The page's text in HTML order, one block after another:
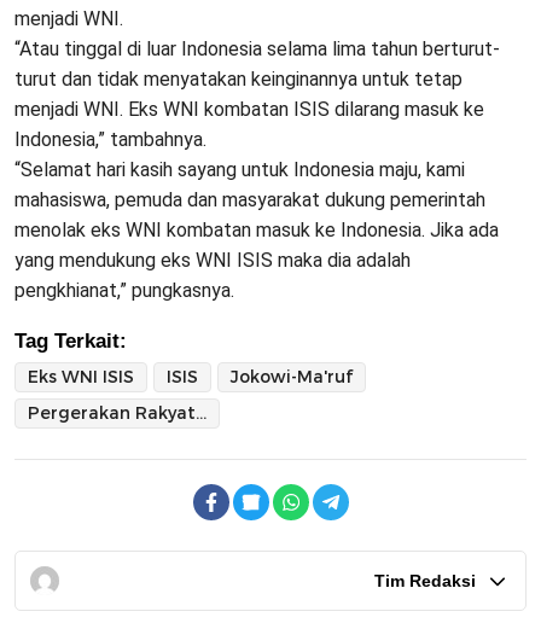
menjadi WNI.
“Atau tinggal di luar Indonesia selama lima tahun berturut-
turut dan tidak menyatakan keinginannya untuk tetap
menjadi WNI. Eks WNI kombatan ISIS dilarang masuk ke
Indonesia,” tambahnya.
“Selamat hari kasih sayang untuk Indonesia maju, kami
mahasiswa, pemuda dan masyarakat dukung pemerintah
menolak eks WNI kombatan masuk ke Indonesia. Jika ada
yang mendukung eks WNI ISIS maka dia adalah
pengkhianat,” pungkasnya.
Tag Terkait:
Eks WNI ISIS ISIS
Jokowi-Ma'ruf
Pergerakan Rakyat Demokrasi Indonesia (PERAK DEMOKRASI Indonesia)
Tim Redaksi